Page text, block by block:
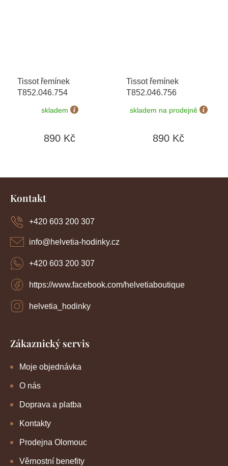
Tissot řemínek
T852.046.754
skladem
890 Kč
Tissot řemínek
T852.046.756
skladem na prodejně
890 Kč
Z
Kontakt
info@helvetia-hodinky.cz
+420 603 200 307
https://www.facebook.com/helvetiaboutique
helvetia_hodinky
+420 603 200 307
Zákaznický servis
Moje objednávka
O nás
Doprava a platba
Kontakty
Prodejna Olomouc
Věrnostní benefity